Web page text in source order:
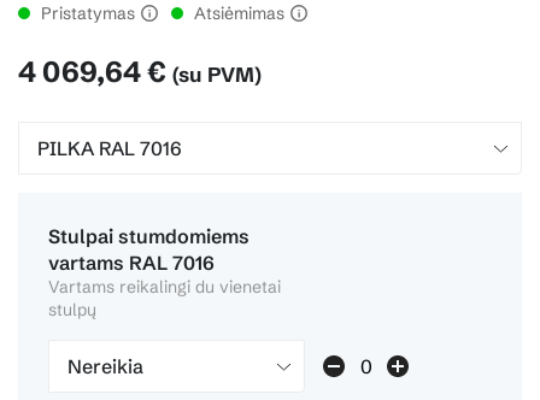
Pristatymas Atsiėmimas
4 069,64 € (su PVM)
Stulpai stumdomiems
vartams RAL 7016
Vartams reikalingi du vienetai
stulpų
Nereikia